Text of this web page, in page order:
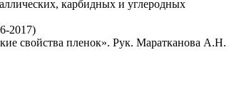
карбидных и углеродных
2017)
свойства пленок». Рук. Маратканова А.Н.